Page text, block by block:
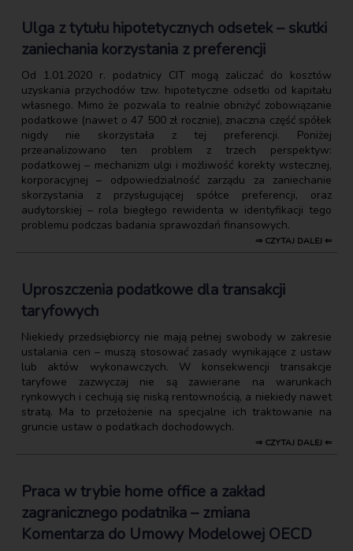
Ulga z tytułu hipotetycznych odsetek – skutki
zaniechania korzystania z preferencji
Od 1.01.2020 r. podatnicy CIT mogą zaliczać do kosztów
uzyskania przychodów tzw. hipotetyczne odsetki od kapitału
własnego. Mimo że pozwala to realnie obniżyć zobowiązanie
podatkowe (nawet o 47 500 zł rocznie), znaczna część spółek
nigdy nie skorzystała z tej preferencji. Poniżej
przeanalizowano ten problem z trzech perspektyw:
podatkowej – mechanizm ulgi i możliwość korekty wstecznej,
korporacyjnej – odpowiedzialność zarządu za zaniechanie
skorzystania z przysługującej spółce preferencji, oraz
audytorskiej – rola biegłego rewidenta w identyfikacji tego
problemu podczas badania sprawozdań finansowych.
⇒ CZYTAJ DALEJ ⇐
Uproszczenia podatkowe dla transakcji
taryfowych
Niekiedy przedsiębiorcy nie mają pełnej swobody w zakresie
ustalania cen – muszą stosować zasady wynikające z ustaw
lub aktów wykonawczych. W konsekwencji transakcje
taryfowe zazwyczaj nie są zawierane na warunkach
rynkowych i cechują się niską rentownością, a niekiedy nawet
stratą. Ma to przełożenie na specjalne ich traktowanie na
gruncie ustaw o podatkach dochodowych.
⇒ CZYTAJ DALEJ ⇐
Praca w trybie home office a zakład
zagranicznego podatnika – zmiana
Komentarza do Umowy Modelowej OECD